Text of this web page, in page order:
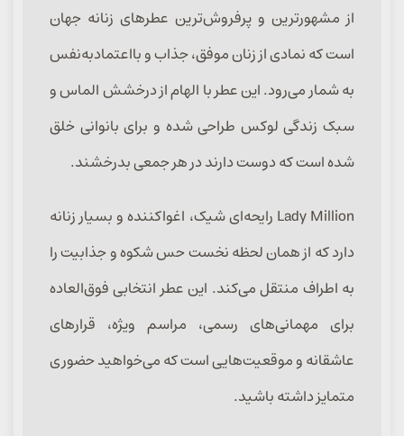
از مشهورترین و پرفروش‌ترین عطرهای زنانه جهان
است که نمادی از زنان موفق، جذاب و بااعتمادبه‌نفس
به شمار می‌رود. این عطر با الهام از درخشش الماس و
سبک زندگی لوکس طراحی شده و برای بانوانی خلق
شده است که دوست دارند در هر جمعی بدرخشند.
Lady Million رایحه‌ای شیک، اغواکننده و بسیار زنانه
دارد که از همان لحظه نخست حس شکوه و جذابیت را
به اطراف منتقل می‌کند. این عطر انتخابی فوق‌العاده
برای مهمانی‌های رسمی، مراسم ویژه، قرارهای
عاشقانه و موقعیت‌هایی است که می‌خواهید حضوری
متمایز داشته باشید.